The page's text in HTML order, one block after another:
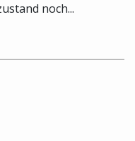
noch...